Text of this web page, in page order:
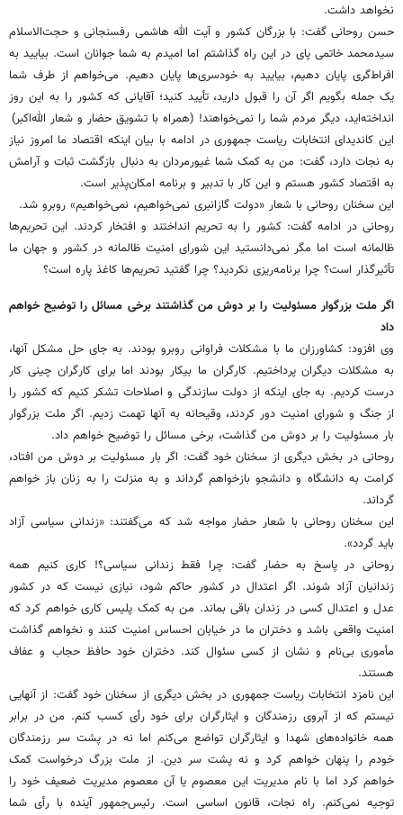
نخواهد داشت.
حسن روحانی گفت: با بزرگان کشور و آیت‌ الله هاشمی رفسنجانی و حجت‌الاسلام
سیدمحمد خاتمی پای در این راه گذاشتم اما امیدم به شما جوانان است. بیایید به
افراط‌گری پایان دهیم، ‌بیایید به خودسری‌ها پایان دهیم. می‌خواهم از طرف شما
یک جمله بگویم اگر آن را قبول دارید، تأیید کنید؛ آقایانی که کشور را به این روز
انداخته‌اید، دیگر مردم شما را نمی‌خواهند! (همراه با تشویق حضار و شعار الله‌اکبر)
این کاندیدای انتخابات ریاست جمهوری در ادامه با بیان اینکه اقتصاد ما امروز نیاز
به نجات دارد، گفت: من به کمک شما غیورمردان به دنبال بازگشت ثبات و آرامش
به اقتصاد کشور هستم و این کار با تدبیر و برنامه امکان‌پذیر است.
این سخنان روحانی با شعار «دولت گازانبری نمی‌خواهیم، نمی‌خواهیم» روبرو شد.
روحانی در ادامه گفت:‌ کشور را به تحریم انداختند و افتخار کردند. این تحریم‌ها
ظالمانه است اما مگر نمی‌دانستید این شورای امنیت ظالمانه در کشور و جهان ما
تأثیرگذار است؟ چرا برنامه‌ریزی نکردید؟ چرا گفتید تحریم‌ها کاغذ پاره است؟
اگر ملت بزرگوار مسئولیت را بر دوش من گذاشتند برخی مسائل را توضیح خواهم
داد
وی افزود: کشاورزان ما با مشکلات فراوانی روبرو بودند. به جای حل مشکل آنها،
به مشکلات دیگران پرداختیم. کارگران ما بیکار بودند اما برای کارگران چینی کار
درست کردیم. به جای اینکه از دولت سازندگی و اصلاحات تشکر کنیم که کشور را
از جنگ و شورای امنیت دور کردند، وقیحانه به آنها تهمت زدیم. اگر ملت بزرگوار
بار مسئولیت را بر دوش من گذاشت، برخی مسائل را توضیح خواهم داد.
روحانی در بخش دیگری از سخنان خود گفت: اگر بار مسئولیت بر دوش من افتاد،
کرامت به دانشگاه و دانشجو بازخواهم گرداند و به منزلت را به زنان باز خواهم
گرداند.
این سخنان روحانی با شعار حضار مواجه شد که می‌گفتند: «زندانی سیاسی آزاد
باید گردد».
روحانی در پاسخ به حضار گفت: چرا فقط زندانی سیاسی؟! کاری کنیم همه
زندانیان آزاد شوند. اگر اعتدال در کشور حاکم شود، نیازی نیست که در کشور
عدل و اعتدال کسی در زندان باقی بماند. من به کمک پلیس کاری خواهم کرد که
امنیت واقعی باشد و دختران ما در خیابان احساس امنیت کنند و نخواهم گذاشت
مأموری بی‌نام و نشان از کسی سئوال کند. دختران خود حافظ حجاب و عفاف
هستند.
این نامزد انتخابات ریاست جمهوری در بخش دیگری از سخنان خود گفت: از آنهایی
نیستم که از آبروی رزمندگان و ایثارگران برای خود رأی کسب کنم. من در برابر
همه خانواده‌های شهدا و ایثارگران تواضع می‌کنم اما نه در پشت سر رزمندگان
خودم را پنهان خواهم کرد و نه پشت سر دین. از ملت بزرگ درخواست کمک
خواهم کرد اما با نام مدیریت این معصوم یا آن معصوم مدیریت ضعیف خود را
توجیه نمی‌کنم. راه نجات، قانون اساسی است. رئیس‌جمهور آینده با رأی شما